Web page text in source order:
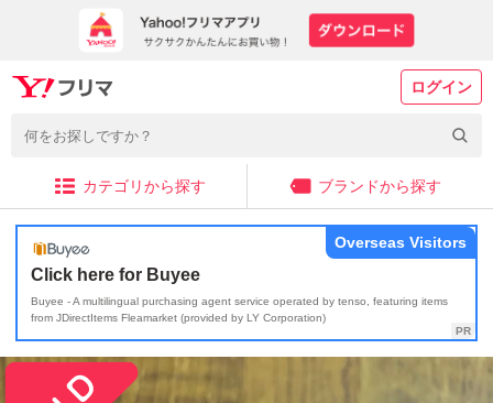
ログイン
カテゴリから探す ブランドから探す
Click here for Buyee
Buyee - A multilingual purchasing agent service operated by tenso, featuring items
from JDirectItems Fleamarket (provided by LY Corporation)
Overseas Visitors